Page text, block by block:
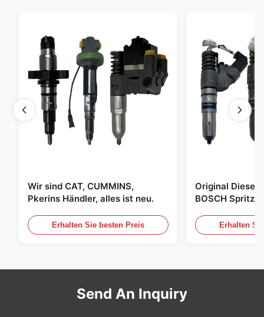
Wir sind CAT, CUMMINS,
Pkerins Händler, alles ist neu.
Erhalten Sie besten Preis
Original Diesel
BOSCH
Erhalten
Send An Inquiry